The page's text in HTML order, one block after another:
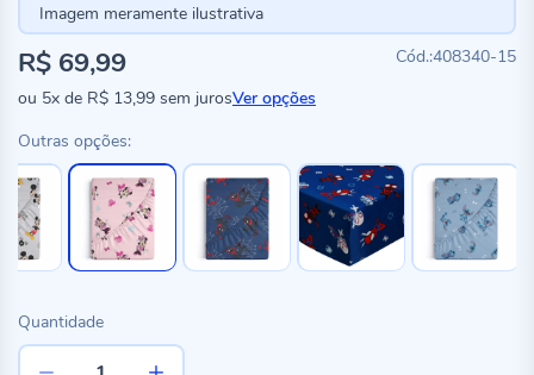
Imagem meramente ilustrativa
408340-15
R$ 69,99
ou 5x de R$ 13,99 sem jurosVer opções
Outras opções:
Quantidade